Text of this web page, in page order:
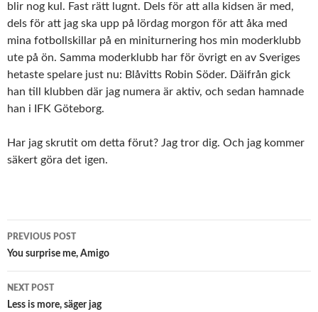
blir nog kul. Fast rätt lugnt. Dels för att alla kidsen är med,
dels för att jag ska upp på lördag morgon för att åka med
mina fotbollskillar på en miniturnering hos min moderklubb
ute på ön. Samma moderklubb har för övrigt en av Sveriges
hetaste spelare just nu: Blåvitts Robin Söder. Däifrån gick
han till klubben där jag numera är aktiv, och sedan hamnade
han i IFK Göteborg.
Har jag skrutit om detta förut? Jag tror dig. Och jag kommer
säkert göra det igen.
Post
navigation
PREVIOUS POST
You surprise me, Amigo
NEXT POST
Less is more, säger jag